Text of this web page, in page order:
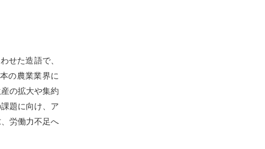
せた造語で、
の農業業界に
の拡大や集約
題に向け、ア
労働力不足へ